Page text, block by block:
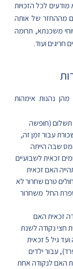
לכל הזכויות
מההחזר של אותה
משכנתא, תרומה
ועוד.
נהנות אימהות
תשלום (חופשה
משכורת עבור זמן זה,
שבה הייתה
זכאית לשבועיים
האם זכאית
טרם שחרור לא
החל משחרור
זכאית האם
חצי נקודה לשנת
המס שלאחריה. עבור ילדים מלאחר שנת הלידה ועד גיל 5 זכאית
עבור ילדים
– זכאית האם לנקודה אחת